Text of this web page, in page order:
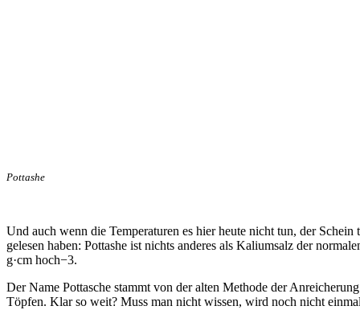
Pottashe
Und auch wenn die Temperaturen es hier heute nicht tun, der
gelesen haben: Pottashe ist nichts anderes als Kaliumsalz der
g·cm hoch−3.
Der Name Pottasche stammt von der alten Methode der
Töpfen. Klar so weit? Muss man nicht wissen, wird noch nicht